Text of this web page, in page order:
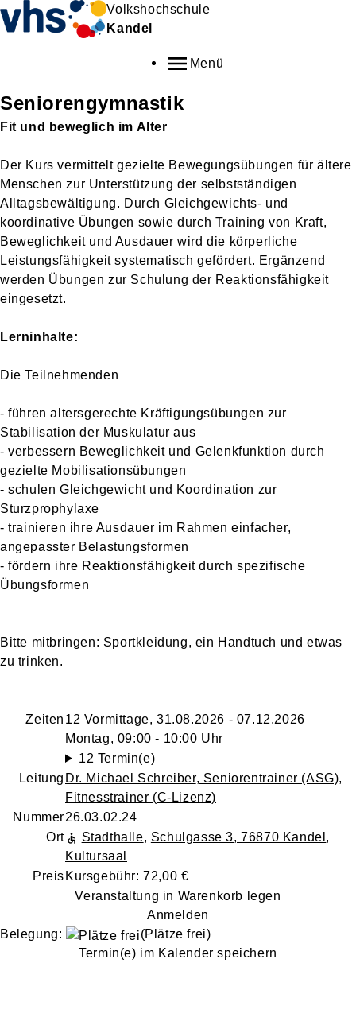
Volkshochschule
Kandel
Menü
Seniorengymnastik
Fit und beweglich im Alter
Der Kurs vermittelt gezielte Bewegungsübungen für ältere
Menschen zur Unterstützung der selbstständigen
Alltagsbewältigung. Durch Gleichgewichts- und
koordinative Übungen sowie durch Training von Kraft,
Beweglichkeit und Ausdauer wird die körperliche
Leistungsfähigkeit systematisch gefördert. Ergänzend
werden Übungen zur Schulung der Reaktionsfähigkeit
eingesetzt.
Lerninhalte:
Die Teilnehmenden
- führen altersgerechte Kräftigungsübungen zur
Stabilisation der Muskulatur aus
- verbessern Beweglichkeit und Gelenkfunktion durch
gezielte Mobilisationsübungen
- schulen Gleichgewicht und Koordination zur
Sturzprophylaxe
- trainieren ihre Ausdauer im Rahmen einfacher,
angepasster Belastungsformen
- fördern ihre Reaktionsfähigkeit durch spezifische
Übungsformen
Bitte mitbringen: Sportkleidung, ein Handtuch und etwas
zu trinken.
Zeiten 12 Vormittage, 31.08.2026 - 07.12.2026
Montag, 09:00 - 10:00 Uhr
12 Termin(e)
Leitung Dr. Michael Schreiber, Seniorentrainer (ASG),
Fitnesstrainer (C-Lizenz)
Nummer26.03.02.24
Ort
Stadthalle, Schulgasse 3, 76870 Kandel ,
Kultursaal
Preis Kursgebühr: 72,00 €
Veranstaltung in Warenkorb legen
Anmelden
Belegung:
(Plätze frei)
Termin(e) im Kalender speichern